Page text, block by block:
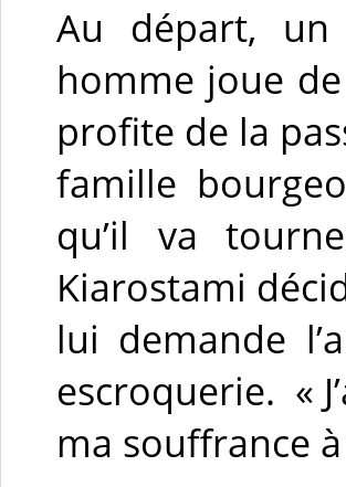
Au départ,
homme joue
profite de la
famille
qu’il va
Kiarostami
lui demande
escroquerie. «
ma souffrance